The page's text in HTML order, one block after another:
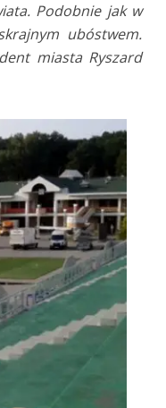
Podobnie jak w
ubóstwem.
miasta Ryszard